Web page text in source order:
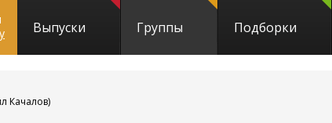
Выпуски Группы Подборки
Качалов)